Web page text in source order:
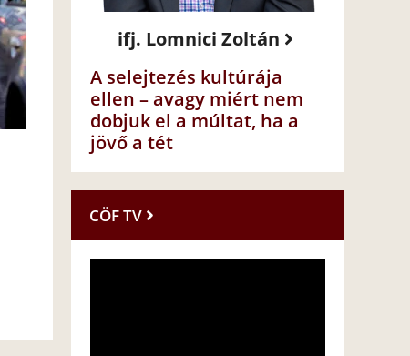
ifj. Lomnici Zoltán
A selejtezés kultúrája
ellen – avagy miért nem
dobjuk el a múltat, ha a
jövő a tét
CÖF TV